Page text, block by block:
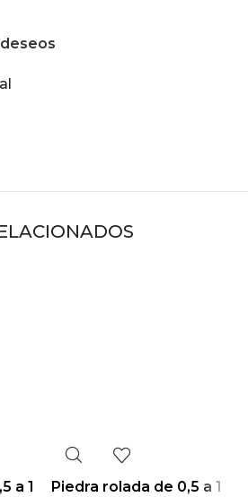
a 1
Piedra rolada de 0,5 a 1